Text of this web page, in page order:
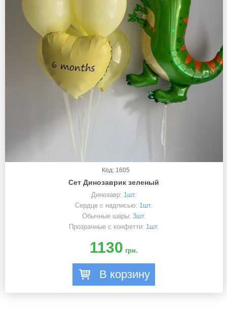
Код: 1605
Сет Динозаврик зеленый
Динозавр: 1шт.
Сердце с надписью: 1шт.
Обычные шары: 3шт.
Прозрачные с конфетти: 1шт.
1130 грн.
В корзину